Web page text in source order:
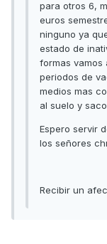
para otros 6,
euros
ninguno ya
estado de
formas vamos
periodos de
medios mas
al suelo y
Espero servir
los señores
Recibir un